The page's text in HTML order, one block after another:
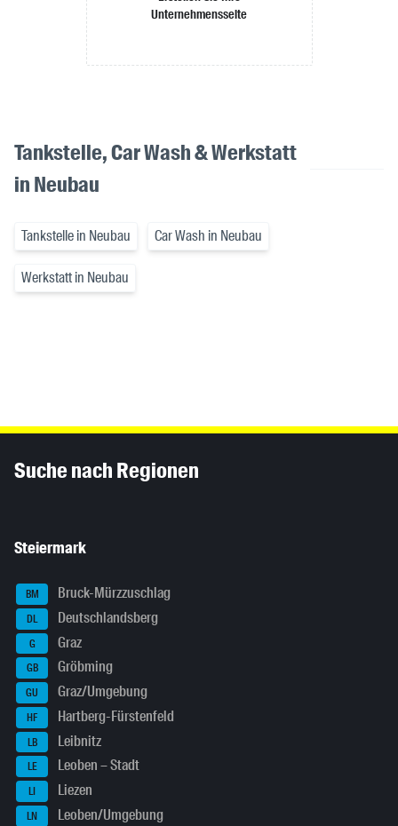
Unternehmensseite
Tankstelle, Car Wash & Werkstatt
in Neubau
Tankstelle in Neubau Car Wash in Neubau
Werkstatt in Neubau
Suche nach Regionen
Steiermark
BM Bruck-Mürzzuschlag
DL Deutschlandsberg
G Graz
GB Gröbming
GU Graz/Umgebung
HF Hartberg-Fürstenfeld
LB Leibnitz
LE Leoben – Stadt
LI Liezen
LN Leoben/Umgebung